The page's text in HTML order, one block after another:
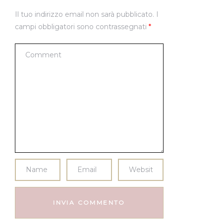
Il tuo indirizzo email non sarà pubblicato. I
campi obbligatori sono contrassegnati *